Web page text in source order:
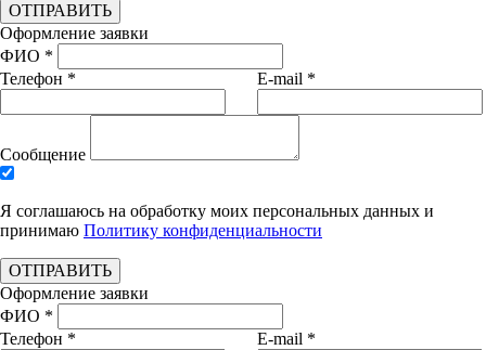
ОТПРАВИТЬ
Оформление заявки
ФИО *
Телефон *
E-mail *
Сообщение
Я соглашаюсь на обработку моих персональных данных и
принимаю Политику конфиденциальности
ОТПРАВИТЬ
Оформление заявки
ФИО *
Телефон *
E-mail *